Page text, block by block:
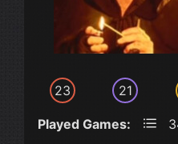
23 21
Played Games: